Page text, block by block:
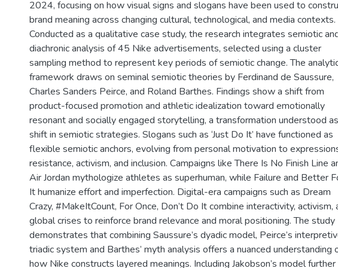
2024, focusing on how visual signs and slogans have been used to
brand meaning across changing cultural, technological, and media contexts.
Conducted as a qualitative case study, the research integrates semiotic
diachronic analysis of 45 Nike advertisements, selected using a cluster
sampling method to represent key periods of semiotic change. The
framework draws on seminal semiotic theories by Ferdinand de Saussure,
Charles Sanders Peirce, and Roland Barthes. Findings show a shift from
product-focused promotion and athletic idealization toward emotionally
resonant and socially engaged storytelling, a transformation understood
shift in semiotic strategies. Slogans such as ‘Just Do It’ have functioned as
flexible semiotic anchors, evolving from personal motivation to
resistance, activism, and inclusion. Campaigns like There Is No Finish Line
Air Jordan mythologize athletes as superhuman, while Failure and Better
It humanize effort and imperfection. Digital-era campaigns such as Dream
Crazy, #MakeItCount, For Once, Don’t Do It combine interactivity, activism,
global crises to reinforce brand relevance and moral positioning. The study
demonstrates that combining Saussure’s dyadic model, Peirce’s
triadic system and Barthes’ myth analysis offers a nuanced understanding
how Nike constructs layered meanings. Including Jakobson’s model further